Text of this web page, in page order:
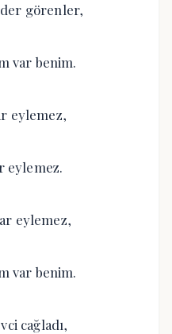
görenler,
var benim.
eylemez,
eylemez.
eylemez,
var benim.
cağladı,